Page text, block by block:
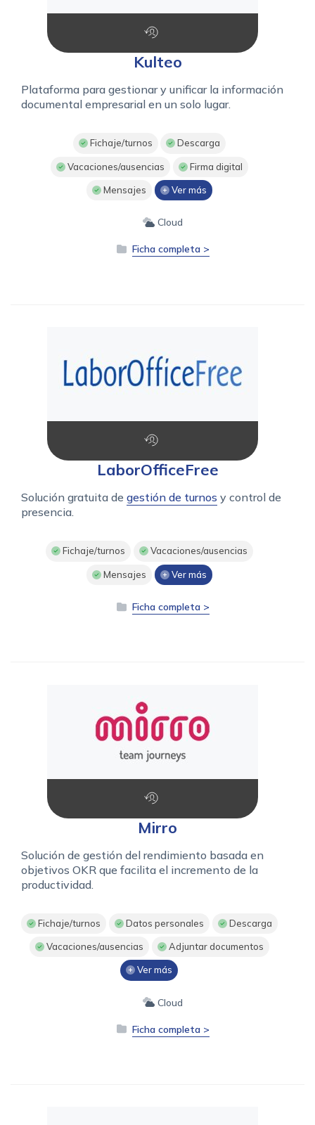
Kulteo
Plataforma para gestionar y unificar la información
documental empresarial en un solo lugar.
Fichaje/turnos Descarga
Vacaciones/ausencias Firma digital
Mensajes Ver más
Cloud
Ficha completa >
LaborOfficeFree
Solución gratuita de gestión de turnos y control de
presencia.
Fichaje/turnos Vacaciones/ausencias
Mensajes Ver más
Ficha completa >
Mirro
Solución de gestión del rendimiento basada en
objetivos OKR que facilita el incremento de la
productividad.
Fichaje/turnos Datos personales Descarga
Vacaciones/ausencias Adjuntar documentos
Ver más
Cloud
Ficha completa >